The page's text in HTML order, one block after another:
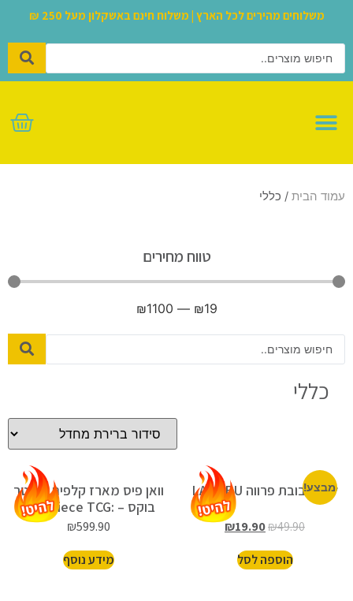
משלוחים מהירים לכל הארץ | משלוח חינם באשקלון מעל 250 ₪
עמוד הבית / כללי
טווח מחירים
₪19
—
₪1100
כללי
מבצע!
לבובו בובת פרווה LABUBU
₪49.90
₪19.90
הוספה לסל
וואן פיס מארז קלפים בוסטר
בוקס – One Piece TCG:
Romance Dawn Booster
₪599.90
מידע נוסף